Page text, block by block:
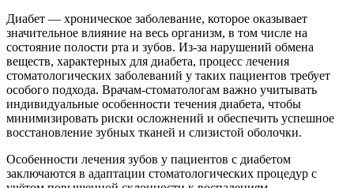
Диабет — хроническое заболевание, которое оказывает
значительное влияние на весь организм, в том числе на
состояние полости рта и зубов. Из-за нарушений обмена
веществ, характерных для диабета, процесс лечения
стоматологических заболеваний у таких пациентов требует
особого подхода. Врачам-стоматологам важно учитывать
индивидуальные особенности течения диабета, чтобы
минимизировать риски осложнений и обеспечить успешное
восстановление зубных тканей и слизистой оболочки.
Особенности лечения зубов у пациентов с диабетом
заключаются в адаптации стоматологических процедур с